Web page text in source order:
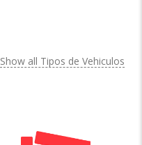
Show all Tipos de Vehiculos